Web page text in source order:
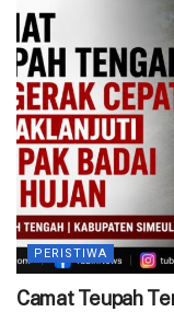
PERISTIWA
Camat Teupah